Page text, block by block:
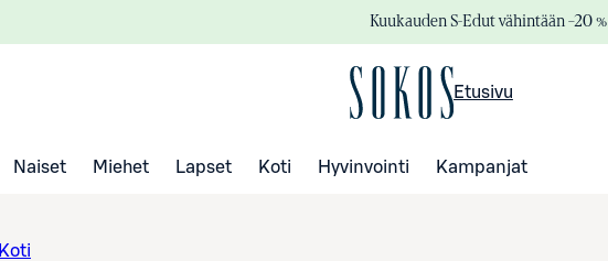
Kuukauden S-Edut vähintään –20 %
Etusivu
Naiset Miehet Lapset Koti Hyvinvointi Kampanjat
Koti